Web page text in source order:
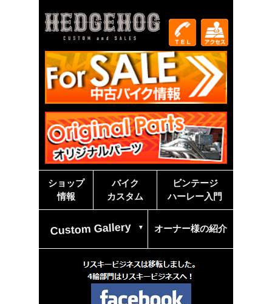
ショップ
情報
バイク
カスタム
ビンテージ
ハーレー入門
Custom Gallery オーナー様の紹介